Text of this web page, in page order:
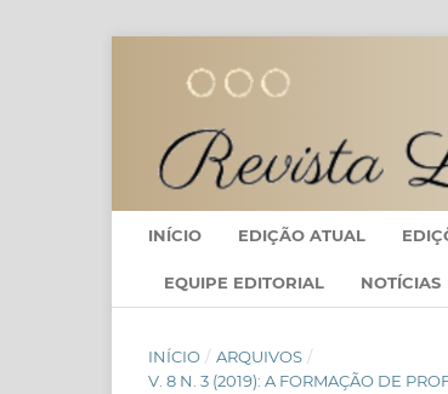
INÍCIO EDIÇÃO ATUAL
EQUIPE EDITORIAL NOTÍCIAS
INÍCIO / ARQUIVOS /
V. 8 N. 3 (2019): A FORMAÇÃO DE